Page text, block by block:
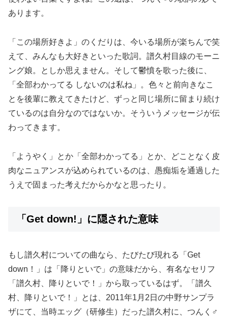
あります。
「この場所好きよ」のくだりは、今いる場所が楽ちんで笑
えて、みんなも大好きといった歌詞。譜久村目線のモーニ
ング娘。としか思えません。そして鬱憤を歌った後に、
「全部わかってる しないのは私ね」。色々と前向きなこ
とを後輩に教えてきたけど、ずっと同じ場所に留まり続け
ているのは自分なのではないか。そういうメッセージが伝
わってきます。
「ようやく」とか「全部わかってる」とか、どことなく皮
肉なニュアンスが込められているのは、愚痴垢を通過した
うえで固まった考えだからかなと思ったり。
「Get down!」に隠された意味
もし譜久村についての曲なら、たびたび現れる「Get
down！」は「降りといで」の意味だから、有名なセリフ
「譜久村、降りといで！」から取っているはず。「譜久
村、降りといで！」とは、2011年1月2日の中野サンプラ
ザにて、当時エッグ（研修生）だった譜久村に、つんく♂